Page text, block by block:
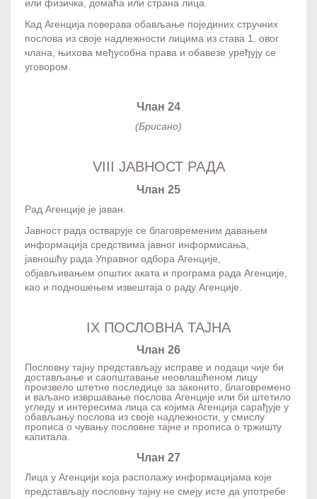
или физичка, домаћа или страна лица.
Кад Агенција поверава обављање појединих стручних
послова из своје надлежности лицима из става 1. овог
члана, њихова међусобна права и обавезе уређују се
уговором.
Члан 24
(Брисано)
VIII ЈАВНОСТ РАДА
Члан 25
Рад Агенције је јаван.
Јавност рада остварује се благовременим давањем
информација средствима јавног информисања,
јавношћу рада Управног одбора Агенције,
објављивањем општих аката и програма рада Агенције,
као и подношењем извештаја о раду Агенције.
IX ПОСЛОВНА ТАЈНА
Члан 26
Пословну тајну представљају исправе и подаци чије би
достављање и саопштавање неовлашћеном лицу
произвело штетне последице за законито, благовремено
и ваљано извршавање послова Агенције или би штетило
угледу и интересима лица са којима Агенција сарађује у
обављању послова из своје надлежности, у смислу
прописа о чувању пословне тајне и прописа о тржишту
капитала.
Члан 27
Лица у Агенцији која располажу информацијама које
представљају пословну тајну не смеју исте да употребе